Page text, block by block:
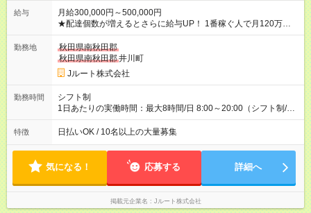
給与
月給300,000円～500,000円
★配達個数が増えるとさらに給与UP！ 1番稼ぐ人で月120万ほ
ど！ ・主要都市エリア 月収55万円／週5日稼働 月収65万~112
万円／週6日稼働 ・地方郊外エリア 月収40万円／週5日稼働 月
収40万円~50万円／週6日稼働 ＜モデルイメージ＞ ■月収50万
円 (27歳男性/江東区在住)※元建築関係 1日150個配達×25日勤務
(日休み) ■月収80万円(43歳男性/墨田区在住)※元営業 1日200個
勤務地
秋田県南秋田郡
秋田県南秋田郡井川町
Jルート株式会社
勤務時間
シフト制
1日あたりの実働時間：最大8時間/日 8:00～20:00（シフト制/実
働8時間） ※週5日勤務（場所次第では週4も有り） ※配達状況に
よって時間外での勤務可能性有り ※案件により多少の前後あり
特徴 日払いOK / 10名以上の大量募集
気になる！ 応募する 詳細へ
掲載元企業名 Jルート株式会社